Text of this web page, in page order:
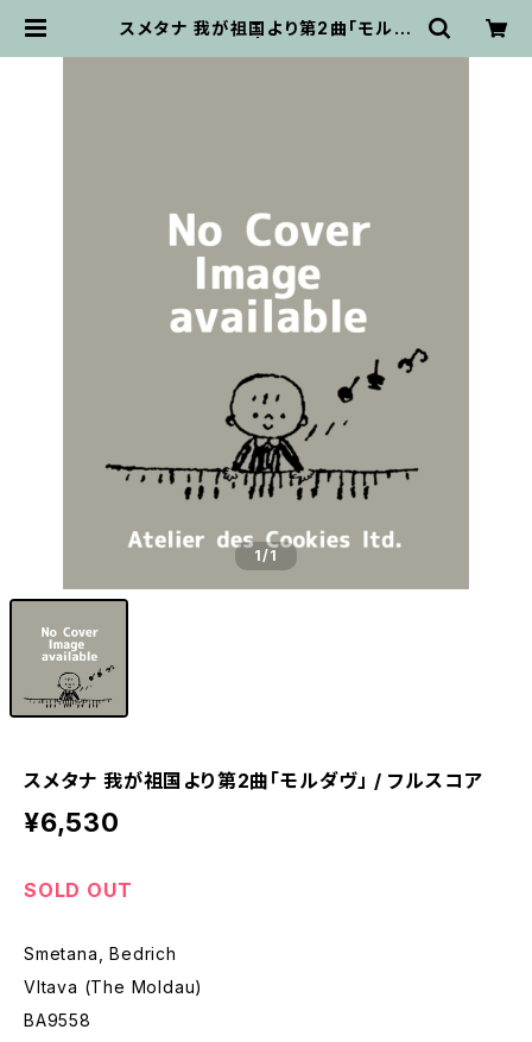
スメタナ 我が祖国より第2曲「モルダ
1/1
スメタナ 我が祖国より第2曲「モルダヴ」 / フルスコア
¥6,530
SOLD OUT
Smetana, Bedrich
Vltava (The Moldau)
BA9558